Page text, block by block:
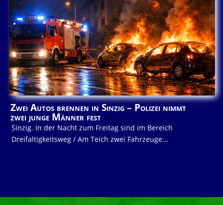
Zwei Autos brennen in Sinzig – Polizei nimmt
zwei junge Männer fest
Sinzig. In der Nacht zum Freitag sind im Bereich
Dreifaltigkeitsweg / Am Teich zwei Fahrzeuge...